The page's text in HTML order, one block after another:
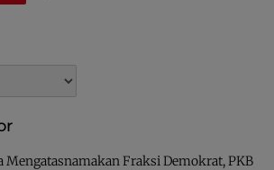
Mengatasnamakan Fraksi Demokrat, PKB